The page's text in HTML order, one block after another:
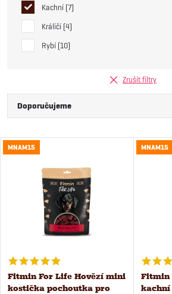
Kachní 7
Králičí 4
Rybí 10
Zrušit filtry
Ř
a
í
p
Doporučujeme
Nejdražší
Nejprodávanější
Abecedně
V
s
MNAM15
Fitmin For Life Hovězí mini
kostička pochoutka pro
MNAM15
Fitmin
kachní